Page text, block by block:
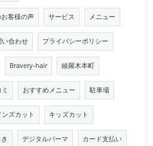
客様の声 サービス メニュー
い合わせ プライバシーポリシー
Bravery-hair 綾羅木本町
おすすめメニュー 駐車場
ンズカット キッズカット
デジタルパーマ カード支払い